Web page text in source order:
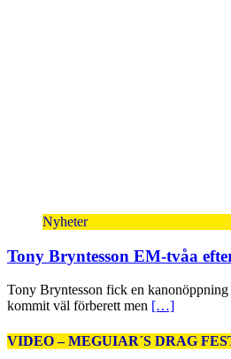
Nyheter
Tony Bryntesson EM-tvåa
Tony Bryntesson fick en
kommit väl förberett men […]
VIDEO – MEGUIAR´S DRAG